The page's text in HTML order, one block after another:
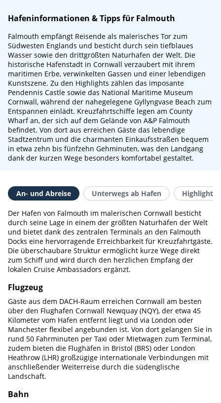
Hafeninformationen & Tipps für Falmouth
Falmouth empfängt Reisende als malerisches Tor zum
Südwesten Englands und besticht durch sein tiefblaues
Wasser sowie den drittgrößten Naturhafen der Welt. Die
historische Hafenstadt in Cornwall verzaubert mit ihrem
maritimen Erbe, verwinkelten Gassen und einer lebendigen
Kunstszene. Zu den Highlights zählen das imposante
Pendennis Castle sowie das National Maritime Museum
Cornwall, während der nahegelegene Gyllyngvase Beach zum
Entspannen einlädt. Kreuzfahrtschiffe legen am County
Wharf an, der sich auf dem Gelände von A&P Falmouth
befindet. Von dort aus erreichen Gäste das lebendige
Stadtzentrum und die charmanten Einkaufsstraßen bequem
in etwa zehn bis fünfzehn Gehminuten, was den Landgang
dank der kurzen Wege besonders komfortabel gestaltet.
An- und Abreise Unterwegs ab Hafen Highlights
Der Hafen von Falmouth im malerischen Cornwall besticht
durch seine Lage in einem der größten Naturhäfen der Welt
und bietet dank des zentralen Terminals an den Falmouth
Docks eine hervorragende Erreichbarkeit für Kreuzfahrtgäste.
Die überschaubare Struktur ermöglicht kurze Wege direkt
zum Schiff und wird durch den herzlichen Empfang der
lokalen Cruise Ambassadors ergänzt.
Flugzeug
Gäste aus dem DACH-Raum erreichen Cornwall am besten
über den Flughafen Cornwall Newquay (NQY), der etwa 45
Kilometer vom Hafen entfernt liegt und via London oder
Manchester flexibel angebunden ist. Von dort gelangen Sie in
rund 50 Fahrminuten per Taxi oder Mietwagen zum Terminal,
zudem bieten die Flughäfen in Bristol (BRS) oder London
Heathrow (LHR) großzügige internationale Verbindungen mit
anschließender Weiterreise durch die südenglische
Landschaft.
Bahn